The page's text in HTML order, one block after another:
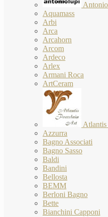
Aquamass
Arbi
Arca
Arcahorn
Arcom
Ardeco
Arlex
Armani Roca
ArtCeram
Azzurra
Bagno Associati
Bagno Sasso
Baldi
Bandini
Bellosta
BEMM
Berloni Bagno
Bette
Bianchini Capponi